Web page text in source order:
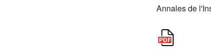
Annales de